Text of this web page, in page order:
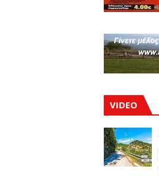
VIDEO